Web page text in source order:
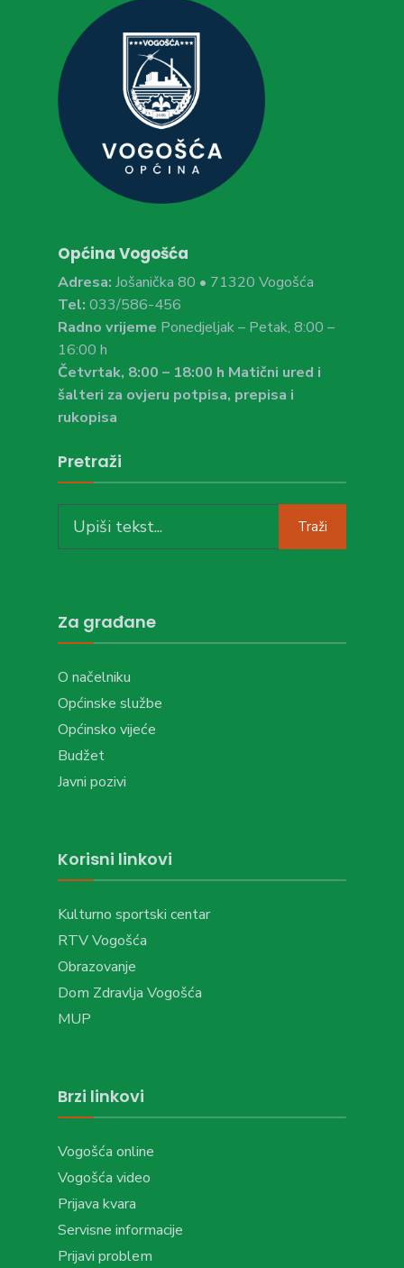
Općina Vogošća
Adresa: Jošanička 80 • 71320 Vogošća
Tel: 033/586-456
Radno vrijeme Ponedjeljak – Petak, 8:00 –
16:00 h
Četvrtak, 8:00 – 18:00 h Matični ured i
šalteri za ovjeru potpisa, prepisa i
rukopisa
Pretraži
for:
Traži
Za građane
O načelniku
Općinske službe
Općinsko vijeće
Budžet
Javni pozivi
Korisni linkovi
Kulturno sportski centar
RTV Vogošća
Obrazovanje
Dom Zdravlja Vogošća
MUP
Brzi linkovi
Vogošća online
Vogošća video
Prijava kvara
Servisne informacije
Prijavi problem